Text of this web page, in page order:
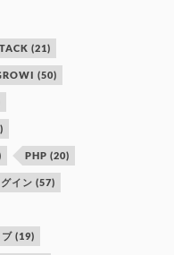
(21)
(50)
PHP (20)
イン (57)
ブ (19)